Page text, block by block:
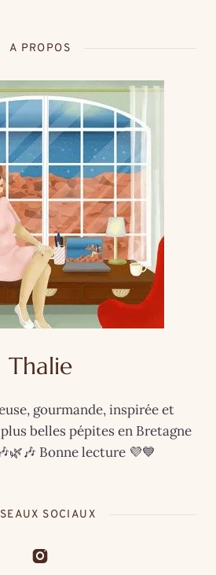
A PROPOS
Thalie
gourmande, inspirée et
belles pépites en Bretagne
Bonne lecture 💜💙
SOCIAUX